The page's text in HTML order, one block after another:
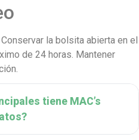
la bolsita abierta en el
de 24 horas. Mantener
tiene MAC’s